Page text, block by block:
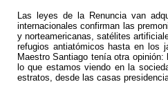
Las leyes de la Renuncia van
internacionales confirman las
y norteamericanas, satélites
refugios antiatómicos hasta en los
Maestro Santiago tenía otra
lo que estamos viendo en la
estratos, desde las casas